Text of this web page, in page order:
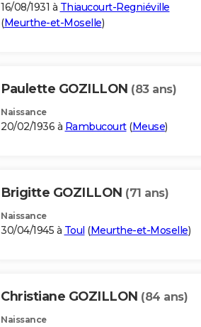
16/08/1931 à Thiaucourt-Regniéville
(Meurthe-et-Moselle)
Paulette GOZILLON (83 ans)
Naissance
20/02/1936 à Rambucourt(Meuse)
Brigitte GOZILLON (71 ans)
Naissance
30/04/1945 à Toul (Meurthe-et-Moselle)
Christiane GOZILLON (84 ans)
Naissance